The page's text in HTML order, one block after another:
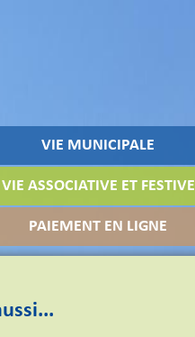
VIE MUNICIPALE
VIE ASSOCIATIVE ET FESTIVE
PAIEMENT EN LIGNE